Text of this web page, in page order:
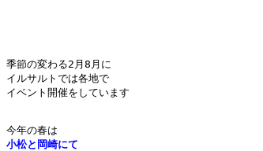
季節の変わる2月8月に
イルサルトでは各地で
イベント開催をしています
小松と岡崎にて